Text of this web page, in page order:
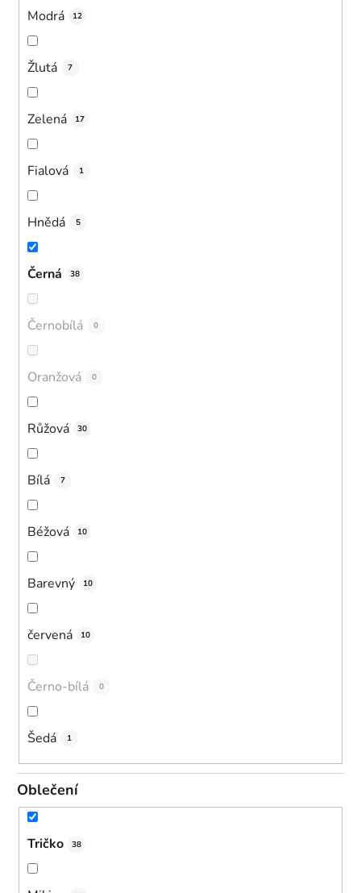
Modrá 12
Žlutá 7
Zelená 17
Fialová 1
Hnědá 5
Černá 38
Černobílá 0
Oranžová 0
Růžová 30
Bílá 7
Béžová 10
Barevný 10
červená 10
Černo-bílá 0
Šedá 1
Oblečení
Tričko 38